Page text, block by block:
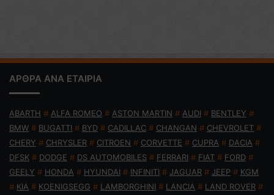
ΑΡΘΡΑ ΑΝΑ ΕΤΑΙΡΙΑ
ABARTH # ALFA ROMEO # ASTON MARTIN # AUDI # BENTLEY #
BMW # BUGATTI # BYD # CADILLAC # CHANGAN # CHEVROLET #
CHERY # CHRYSLER # CITROEN # CORVETTE # CUPRA # DACIA #
DFSK # DODGE # DS AUTOMOBILES # FERRARI # FIAT # FORD #
GEELY # HONDA # HYUNDAI # INFINITI # JAGUAR # JEEP # KGM
# KIA # KOENIGSEGG # LAMBORGHINI # LANCIA # LAND ROVER #